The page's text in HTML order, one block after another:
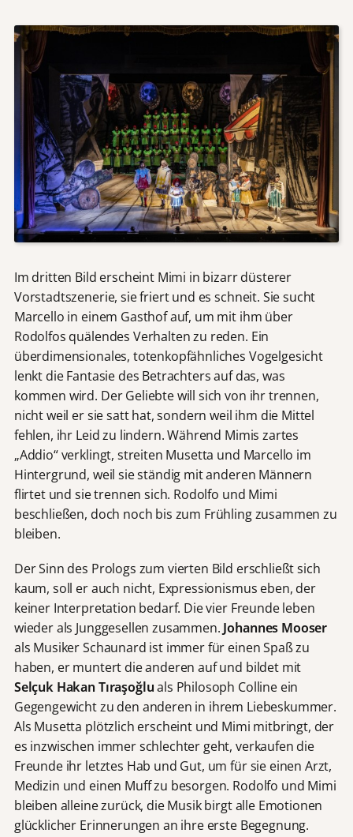
Im dritten Bild erscheint Mimi in bizarr düsterer
Vorstadtszenerie, sie friert und es schneit. Sie sucht
Marcello in einem Gasthof auf, um mit ihm über
Rodolfos quälendes Verhalten zu reden. Ein
überdimensionales, totenkopfähnliches Vogelgesicht
lenkt die Fantasie des Betrachters auf das, was
kommen wird. Der Geliebte will sich von ihr trennen,
nicht weil er sie satt hat, sondern weil ihm die Mittel
fehlen, ihr Leid zu lindern. Während Mimis zartes
„Addio“ verklingt, streiten Musetta und Marcello im
Hintergrund, weil sie ständig mit anderen Männern
flirtet und sie trennen sich. Rodolfo und Mimi
beschließen, doch noch bis zum Frühling zusammen zu
bleiben.
Der Sinn des Prologs zum vierten Bild erschließt sich
kaum, soll er auch nicht, Expressionismus eben, der
keiner Interpretation bedarf. Die vier Freunde leben
wieder als Junggesellen zusammen. Johannes Mooser
als Musiker Schaunard ist immer für einen Spaß zu
haben, er muntert die anderen auf und bildet mit
Selçuk Hakan Tıraşoğluals Philosoph Colline ein
Gegengewicht zu den anderen in ihrem Liebeskummer.
Als Musetta plötzlich erscheint und Mimi mitbringt, der
es inzwischen immer schlechter geht, verkaufen die
Freunde ihr letztes Hab und Gut, um für sie einen Arzt,
Medizin und einen Muff zu besorgen. Rodolfo und Mimi
bleiben alleine zurück, die Musik birgt alle Emotionen
glücklicher Erinnerungen an ihre erste Begegnung.